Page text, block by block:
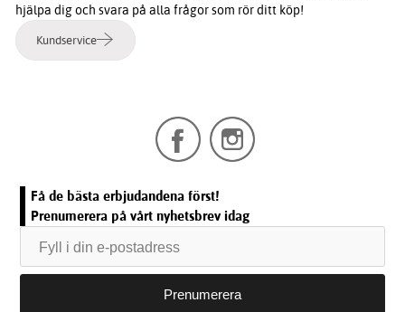
hjälpa dig och svara på alla frågor som rör ditt köp!
Kundservice
Få de bästa erbjudandena först!
Prenumerera på vårt nyhetsbrev idag